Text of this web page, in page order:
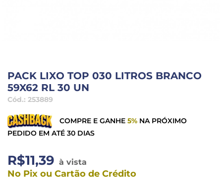
PACK LIXO TOP 030 LITROS BRANCO
59X62 RL 30 UN
Cód.: 253889
COMPRE E GANHE 5% NA PRÓXIMO
PEDIDO EM ATÉ 30 DIAS
R$11,39 à vista
No Pix ou Cartão de Crédito